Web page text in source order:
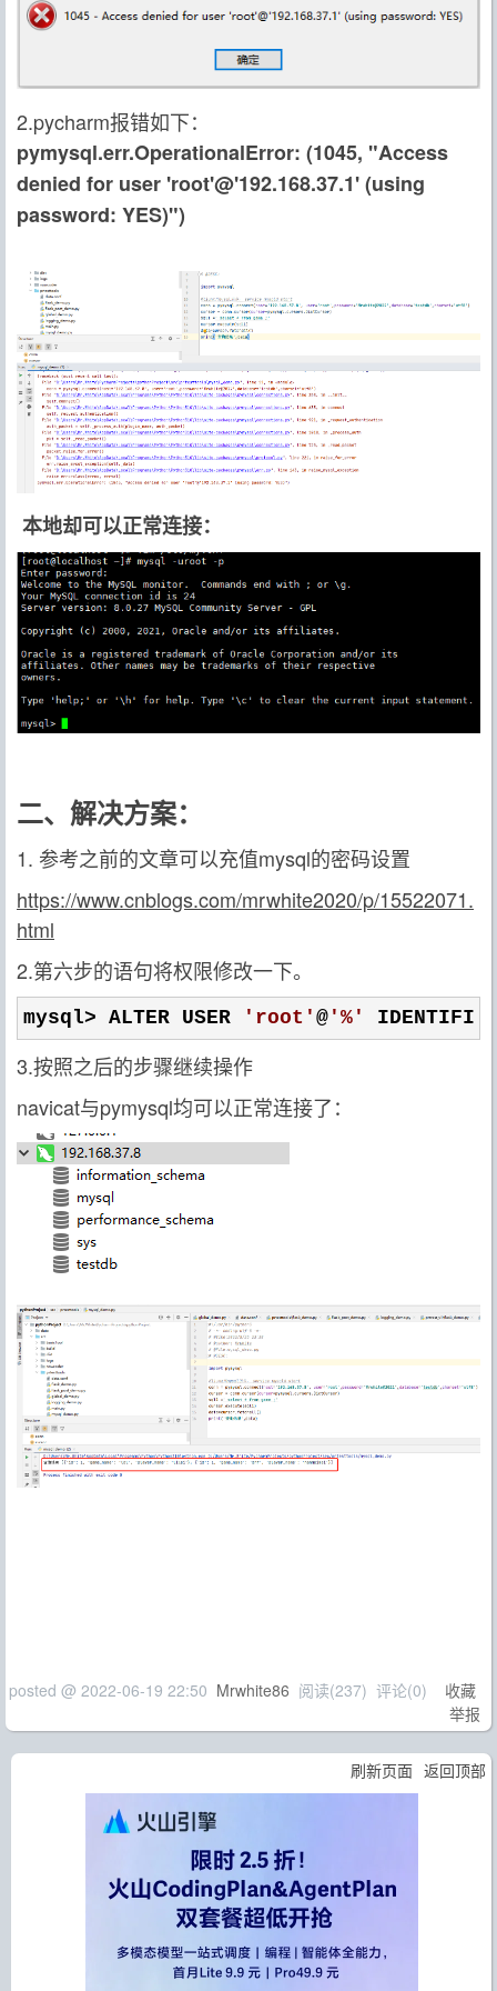
2.pycharm报错如下：
pymysql.err.OperationalError: (1045, "Access
denied for user 'root'@'192.168.37.1' (using
password: YES)")
本地却可以正常连接：
二、解决方案：
1. 参考之前的文章可以充值mysql的密码设置
https://www.cnblogs.com/mrwhite2020/p/15522071.
html
2.第六步的语句将权限修改一下。
mysql> ALTER USER ' root ' @ ' % '
3.按照之后的步骤继续操作
navicat与pymysql均可以正常连接了：
posted @ 2022-06-19 22:50 Mrwhite86 阅读(237) 评论(0) 收藏
举报
刷新页面 返回顶部